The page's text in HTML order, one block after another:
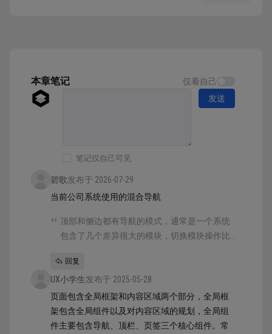
本章笔记 仅看自己
笔记仅自己可见
发送
碧歌发布于 2026-07-29
当前公司系统使用的混合导航
顶部和侧边都有导航的模式，通常是一个系统
包含了几个差异很大的模块，切换模块操作比
的下级导航选项，则在侧边。
回复
UX小学生发布于 2025-05-28
页面包含全局框架和内容区域两个部分，全局框
架包含全局组件以及对内容区域的规划，全局组
件主要包含导航、顶栏、页签三个核心组件。常